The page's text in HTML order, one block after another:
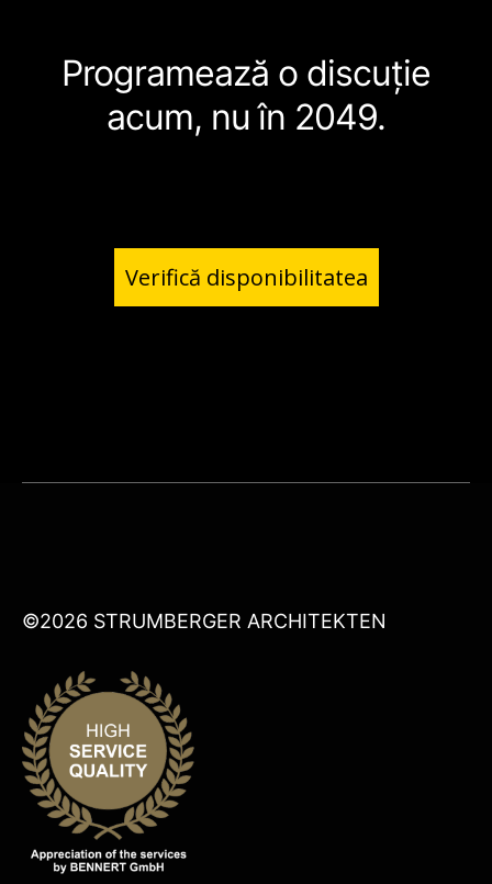
Programează o discuție
acum, nu în 2049.
Verifică disponibilitatea
©2026 STRUMBERGER ARCHITEKTEN